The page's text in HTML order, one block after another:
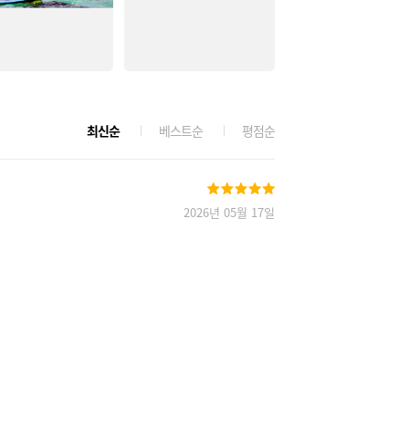
최신순 베스트순 평점순
2026년 05월 17일